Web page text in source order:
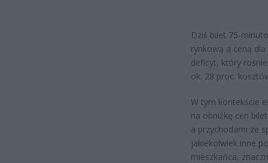
Dziś bilet 75-
rynkową a ceną
deficyt, który
ok. 28 proc.
W tym kontekście
na obniżkę cen
a przychodami ze
jakiekolwiek inne
mieszkańca,